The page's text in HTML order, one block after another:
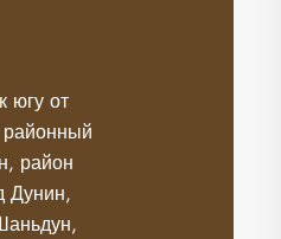
югу от
район
Дунин,